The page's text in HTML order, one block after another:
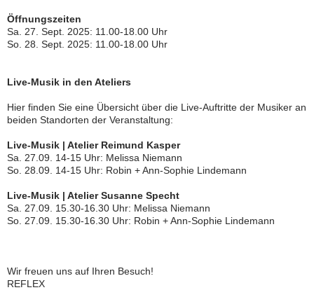
Öffnungszeiten
Sa. 27. Sept. 2025: 11.00-18.00 Uhr
So. 28. Sept. 2025: 11.00-18.00 Uhr
Live-Musik in den Ateliers
Hier finden Sie eine Übersicht über die Live-Auftritte der Musiker an
beiden Standorten der Veranstaltung:
Live-Musik | Atelier Reimund Kasper
Sa. 27.09. 14-15 Uhr: Melissa Niemann
So. 28.09. 14-15 Uhr: Robin + Ann-Sophie Lindemann
Live-Musik | Atelier Susanne Specht
Sa. 27.09. 15.30-16.30 Uhr: Melissa Niemann
So. 27.09. 15.30-16.30 Uhr: Robin + Ann-Sophie Lindemann
Wir freuen uns auf Ihren Besuch!
REFLEX